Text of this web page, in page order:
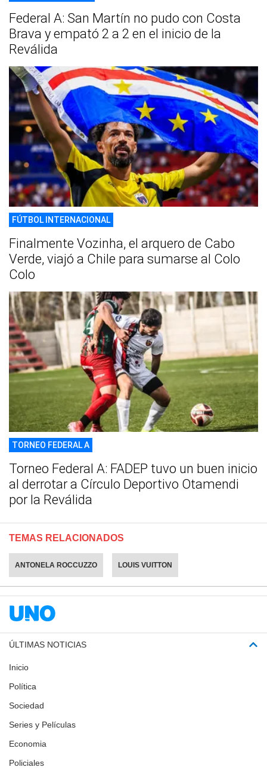
Federal A: San Martín no pudo con Costa
Brava y empató 2 a 2 en el inicio de la
Reválida
FÚTBOL INTERNACIONAL
Finalmente Vozinha, el arquero de Cabo
Verde, viajó a Chile para sumarse al Colo
Colo
TORNEO FEDERAL A
Torneo Federal A: FADEP tuvo un buen inicio
al derrotar a Círculo Deportivo Otamendi
por la Reválida
TEMAS RELACIONADOS
ANTONELA ROCCUZZO LOUIS VUITTON
ÚLTIMAS NOTICIAS
Inicio
Política
Sociedad
Series y Películas
Economia
Policiales